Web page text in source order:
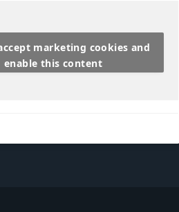
marketing cookies and
enable this content